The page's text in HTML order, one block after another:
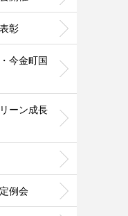
彰
今金町国
ーン成長
例会